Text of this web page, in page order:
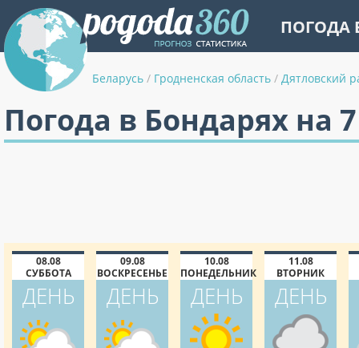
ПОГОДА
Беларусь / Гродненская область / Дятловский
Погода в Бондарях на
08.08
СУББОТА
ДЕНЬ
09.08
ВОСКРЕСЕНЬЕ
ДЕНЬ
10.08
ПОНЕДЕЛЬНИК
ДЕНЬ
11.08
ВТОРНИК
ДЕНЬ